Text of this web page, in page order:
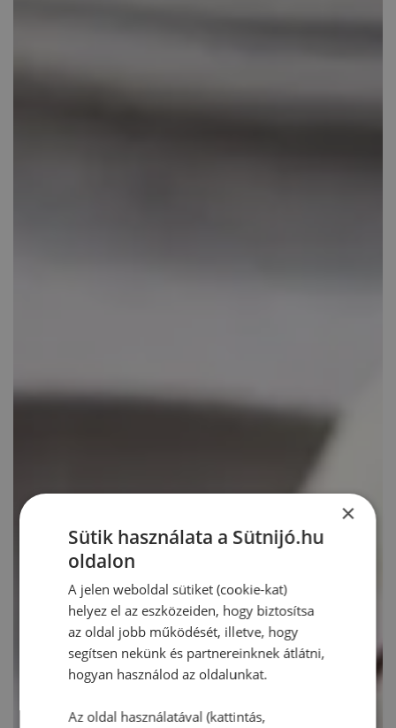
×
Sütik használata a Sütnijó.hu
oldalon
A jelen weboldal sütiket (cookie-kat)
helyez el az eszközeiden, hogy biztosítsa
az oldal jobb működését, illetve, hogy
segítsen nekünk és partnereinknek átlátni,
hogyan használod az oldalunkat.
Az oldal használatával (kattintás,